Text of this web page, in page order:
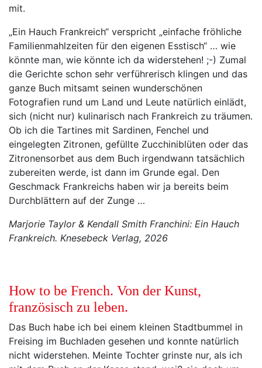
mit.
„Ein Hauch Frankreich“ verspricht „einfache fröhliche
Familienmahlzeiten für den eigenen Esstisch“ … wie
könnte man, wie könnte ich da widerstehen! ;-) Zumal
die Gerichte schon sehr verführerisch klingen und das
ganze Buch mitsamt seinen wunderschönen
Fotografien rund um Land und Leute natürlich einlädt,
sich (nicht nur) kulinarisch nach Frankreich zu träumen.
Ob ich die Tartines mit Sardinen, Fenchel und
eingelegten Zitronen, gefüllte Zucchiniblüten oder das
Zitronensorbet aus dem Buch irgendwann tatsächlich
zubereiten werde, ist dann im Grunde egal. Den
Geschmack Frankreichs haben wir ja bereits beim
Durchblättern auf der Zunge …
Marjorie Taylor & Kendall Smith Franchini: Ein Hauch
Frankreich. Knesebeck Verlag, 2026
How to be French. Von der Kunst,
französisch zu leben.
Das Buch habe ich bei einem kleinen Stadtbummel in
Freising im Buchladen gesehen und konnte natürlich
nicht widerstehen. Meinte Tochter grinste nur, als ich